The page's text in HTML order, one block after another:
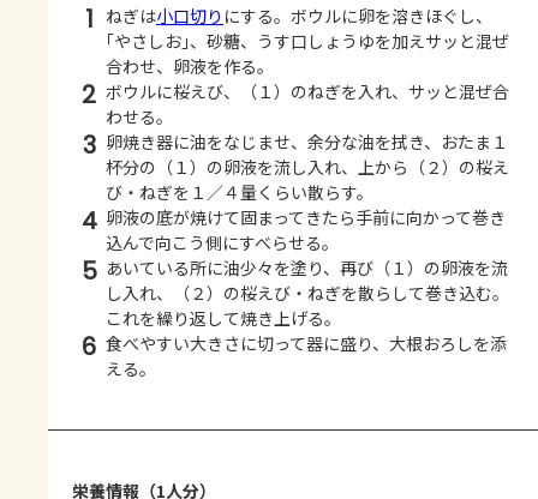
1 ねぎは小口切り にする。ボウルに卵を溶きほぐし、
｢やさしお｣、砂糖、うす口しょうゆを加えサッと混ぜ
合わせ、卵液を作る。
2 ボウルに桜えび、（１）のねぎを入れ、サッと混ぜ合
わせる。
3 卵焼き器に油をなじませ、余分な油を拭き、おたま１
杯分の（１）の卵液を流し入れ、上から（２）の桜え
び・ねぎを１／４量くらい散らす。
4 卵液の底が焼けて固まってきたら手前に向かって巻き
込んで向こう側にすべらせる。
5 あいている所に油少々を塗り、再び（１）の卵液を流
し入れ、（２）の桜えび・ねぎを散らして巻き込む。
これを繰り返して焼き上げる。
6 食べやすい大きさに切って器に盛り、大根おろしを添
える。
栄養情報（1人分）